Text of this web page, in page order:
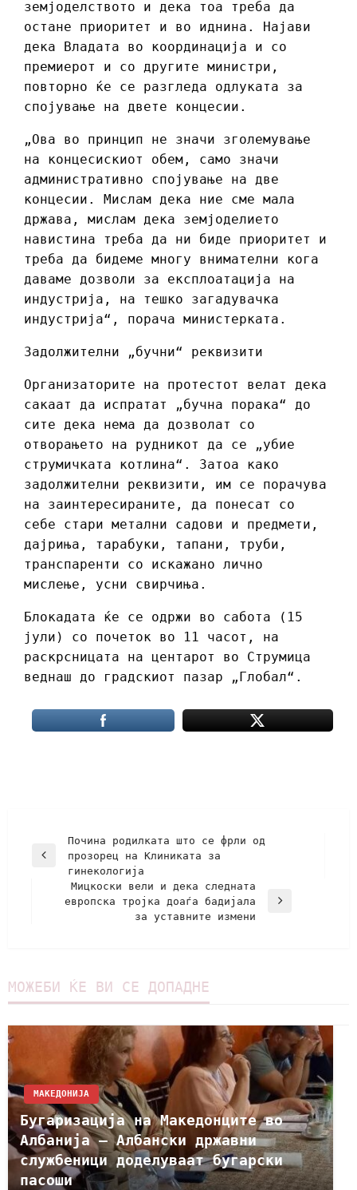
земјоделството и дека тоа треба да
остане приоритет и во иднина. Најави
дека Владата во координација и со
премиерот и со другите министри,
повторно ќе се разгледа одлуката за
спојување на двете концесии.
„Ова во принцип не значи зголемување
на концесискиот обем, само значи
административно спојување на две
концесии. Мислам дека ние сме мала
држава, мислам дека земјоделието
навистина треба да ни биде приоритет и
треба да бидеме многу внимателни кога
даваме дозволи за експлоатација на
индустрија, на тешко загадувачка
индустрија“, порача министерката.
Задолжителни „бучни“ реквизити
Организаторите на протестот велат дека
сакаат да испратат „бучна порака“ до
сите дека нема да дозволат со
отворањето на рудникот да се „убие
струмичката котлина“. Затоа како
задолжителни реквизити, им се порачува
на заинтересираните, да понесат со
себе стари метални садови и предмети,
дајриња, тарабуки, тапани, труби,
транспаренти со искажано лично
мислење, усни свирчиња.
Блокадата ќе се одржи во сабота (15
јули) со почеток во 11 часот, на
раскрсницата на центарот во Струмица
веднаш до градскиот пазар „Глобал“.
Почина родилката што се фрли од
прозорец на Клиниката за
гинекологија
Мицкоски вели и дека следната
европска тројка доаѓа бадијала
за уставните измени
МОЖЕБИ ЌЕ ВИ СЕ ДОПАДНЕ
МАКЕДОНИЈА
Бугаризација на Македонците во
Албанија – Албански државни
службеници доделуваат бугарски
пасоши